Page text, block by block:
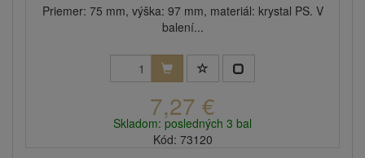
Priemer: 75 mm, výška: 97 mm, materiál: krystal PS. V
balení...
7,27 €
Skladom: posledných 3 bal
Kód: 73120